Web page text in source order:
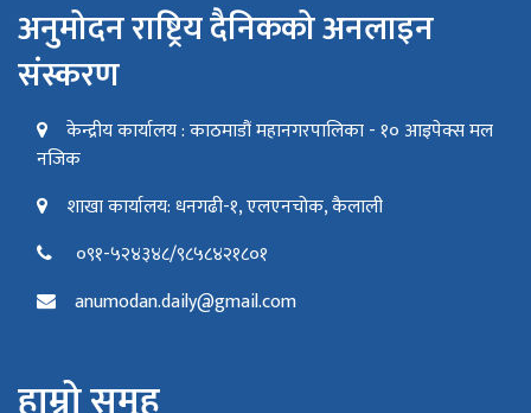
अनुमोदन राष्ट्रिय दैनिकको अनलाइन
संस्करण
केन्द्रीय कार्यालय : काठमाडौं महानगरपालिका - १० आइपेक्स मल
नजिक
शाखा कार्यालय: धनगढी-१, एलएनचोक, कैलाली
०९१-५२४३४८/९८५८४२१८०१
anumodan.daily@gmail.com